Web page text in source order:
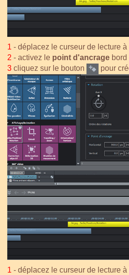
1 - déplacez le curseur de lecture
2 - activez le point d'ancrage
3 cliquez sur le bouton pour
1 - déplacez le curseur de lecture